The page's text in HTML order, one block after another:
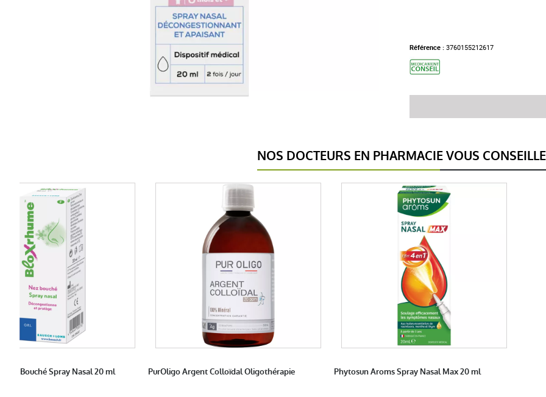
Référence : 3760155212617
NOS DOCTEURS EN PHARMACIE VOUS
Nez Bouché Spray Nasal 20 ml PurOligo Argent Colloïdal Oligothérapie Phytosun Aroms Spray Nasal Max 20 ml